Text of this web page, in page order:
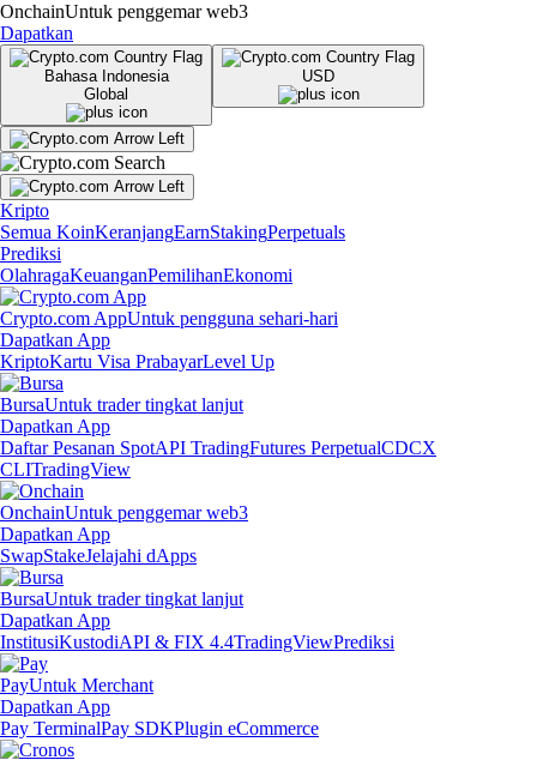
OnchainUntuk penggemar web3
Dapatkan
Bahasa Indonesia
Global
USD
Kripto
Semua KoinKeranjangEarnStakingPerpetuals
Prediksi
OlahragaKeuanganPemilihanEkonomi
Crypto.com AppUntuk pengguna sehari-hari
Dapatkan App
KriptoKartu Visa PrabayarLevel Up
BursaUntuk trader tingkat lanjut
Dapatkan App
Daftar Pesanan SpotAPI TradingFutures PerpetualCDCX
CLITradingView
OnchainUntuk penggemar web3
Dapatkan App
SwapStakeJelajahi dApps
BursaUntuk trader tingkat lanjut
Dapatkan App
InstitusiKustodiAPI & FIX 4.4TradingViewPrediksi
PayUntuk Merchant
Dapatkan App
Pay TerminalPay SDKPlugin eCommerce